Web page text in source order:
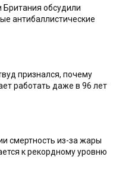
Британия обсудили
антибаллистические
признался, почему
работать даже в 96 лет
смертность из-за жары
к рекордному уровню